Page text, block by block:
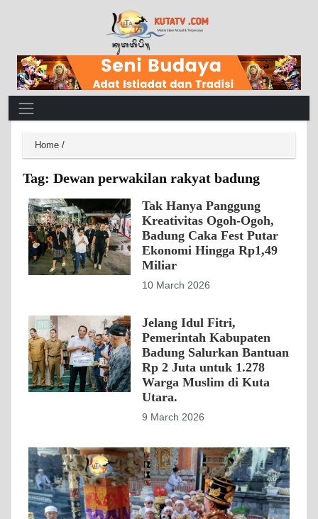
Main Navigation
Home /
Tag: Dewan perwakilan rakyat badung
Tak Hanya Panggung
Kreativitas Ogoh-Ogoh,
Badung Caka Fest Putar
Ekonomi Hingga Rp1,49
Miliar
10 March 2026
Jelang Idul Fitri,
Pemerintah Kabupaten
Badung Salurkan Bantuan
Rp 2 Juta untuk 1.278
Warga Muslim di Kuta
Utara.
9 March 2026